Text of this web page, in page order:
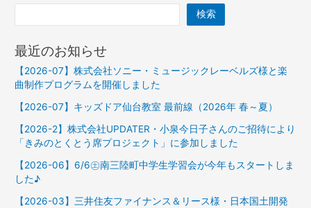
検索
最近のお知らせ
【2026-07】株式会社ソニー・ミュージックレーベルズ様と楽
曲制作プログラムを開催しました
【2026-07】キッズドア仙台教室 最前線（2026年 春～夏）
【2026-2】株式会社UPDATER・小泉今日子さんのご招待により
「きみのとくとう席プロジェクト」に参加しました
【2026-06】6/6㊏南三陸町中学生学習会が今年もスタートしま
した♪
【2026-03】三井住友ファイナンス＆リース様・日本国土開発